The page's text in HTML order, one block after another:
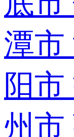
潭市
阳市
州市